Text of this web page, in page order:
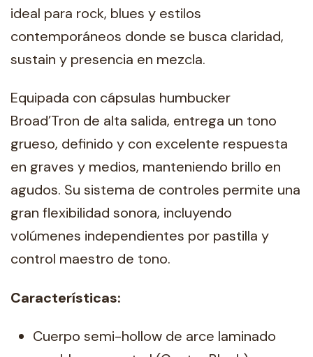
ideal para rock, blues y estilos
contemporáneos donde se busca claridad,
sustain y presencia en mezcla.
Equipada con cápsulas humbucker
Broad’Tron de alta salida, entrega un tono
grueso, definido y con excelente respuesta
en graves y medios, manteniendo brillo en
agudos. Su sistema de controles permite una
gran flexibilidad sonora, incluyendo
volúmenes independientes por pastilla y
control maestro de tono.
Características:
Cuerpo semi-hollow de arce laminado